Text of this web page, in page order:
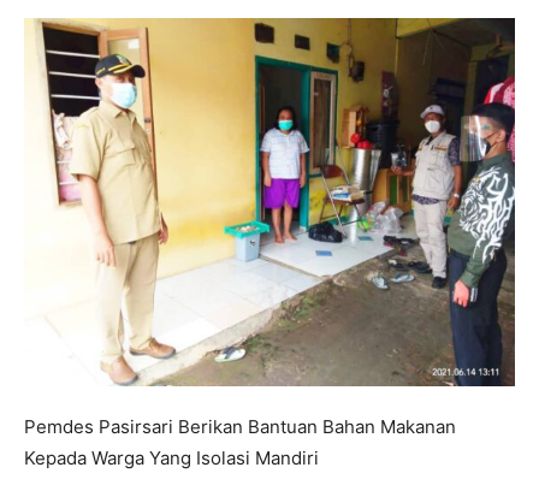
Pemdes Pasirsari Berikan Bantuan Bahan Makanan
Kepada Warga Yang Isolasi Mandiri